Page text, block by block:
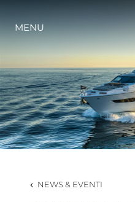
MENU
NEWS & EVENTI